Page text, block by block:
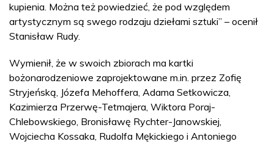
kupienia. Można też powiedzieć, że pod względem
artystycznym są swego rodzaju dziełami sztuki” – ocenił
Stanisław Rudy.
Wymienił, że w swoich zbiorach ma kartki
bożonarodzeniowe zaprojektowane m.in. przez Zofię
Stryjeńską, Józefa Mehoffera, Adama Setkowicza,
Kazimierza Przerwę-Tetmajera, Wiktora Poraj-
Chlebowskiego, Bronisławę Rychter-Janowskiej,
Wojciecha Kossaka, Rudolfa Mękickiego i Antoniego